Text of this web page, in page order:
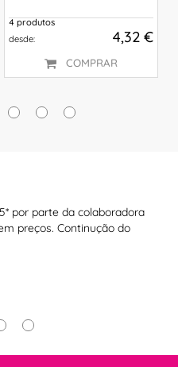
4 produtos
desde:
4,32 €
COMPRAR
por parte da colaboradora
preços. Continução do